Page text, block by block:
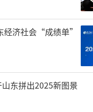
临清钞关是运河
级旅游景区、全
两代中央政府派
公署，历史文化积
经济社会“成绩单”
东拼出2025新图景